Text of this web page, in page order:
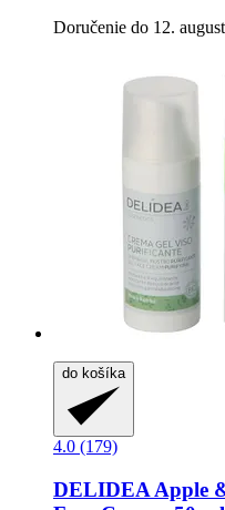
Doručenie do 12.
do košíka
4.0 (179)
DELIDEA Apple